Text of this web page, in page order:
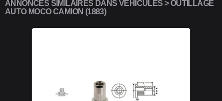
ANNONCES SIMILAIRES DANS VÉHICULES > OUTILLAGE
AUTO MOCO CAMION (1883)